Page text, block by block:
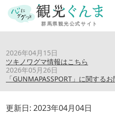
2026年04月15日
ツキノワグマ情報はこちら
2026年05月26日
「GUNMAPASSPORT」に関する
高崎市総合卸売市場（
更新日: 2023年04月04日